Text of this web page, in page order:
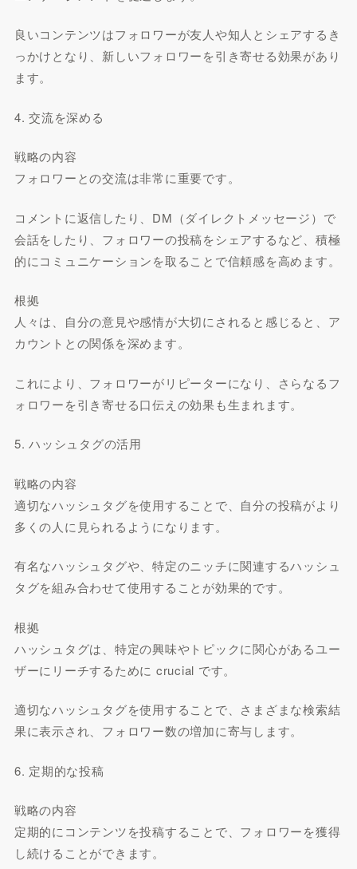
良いコンテンツはフォロワーが友人や知人とシェアするき
っかけとなり、新しいフォロワーを引き寄せる効果があり
ます。
4. 交流を深める
戦略の内容
フォロワーとの交流は非常に重要です。
コメントに返信したり、DM（ダイレクトメッセージ）で
会話をしたり、フォロワーの投稿をシェアするなど、積極
的にコミュニケーションを取ることで信頼感を高めます。
根拠
人々は、自分の意見や感情が大切にされると感じると、ア
カウントとの関係を深めます。
これにより、フォロワーがリピーターになり、さらなるフ
ォロワーを引き寄せる口伝えの効果も生まれます。
5. ハッシュタグの活用
戦略の内容
適切なハッシュタグを使用することで、自分の投稿がより
多くの人に見られるようになります。
有名なハッシュタグや、特定のニッチに関連するハッシュ
タグを組み合わせて使用することが効果的です。
根拠
ハッシュタグは、特定の興味やトピックに関心があるユー
ザーにリーチするために crucial です。
適切なハッシュタグを使用することで、さまざまな検索結
果に表示され、フォロワー数の増加に寄与します。
6. 定期的な投稿
戦略の内容
定期的にコンテンツを投稿することで、フォロワーを獲得
し続けることができます。